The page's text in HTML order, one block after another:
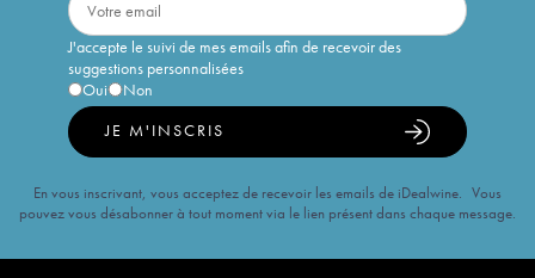
J'accepte le suivi de mes emails afin de recevoir des
suggestions personnalisées
Oui
Non
JE M'INSCRIS
En vous inscrivant, vous acceptez de recevoir les emails de iDealwine. Vous
pouvez vous désabonner à tout moment via le lien présent dans chaque message.